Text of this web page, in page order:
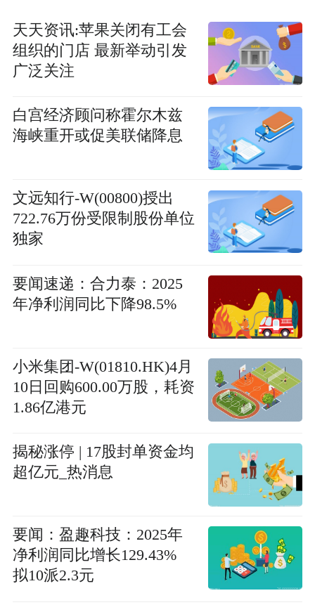
天天资讯:苹果关闭有工会
组织的门店 最新举动引发
广泛关注
白宫经济顾问称霍尔木兹
海峡重开或促美联储降息
文远知行-W(00800)授出
722.76万份受限制股份单位
独家
要闻速递：合力泰：2025
年净利润同比下降98.5%
小米集团-W(01810.HK)4月
10日回购600.00万股，耗资
1.86亿港元
揭秘涨停 | 17股封单资金均
超亿元_热消息
要闻：盈趣科技：2025年
净利润同比增长129.43%
拟10派2.3元